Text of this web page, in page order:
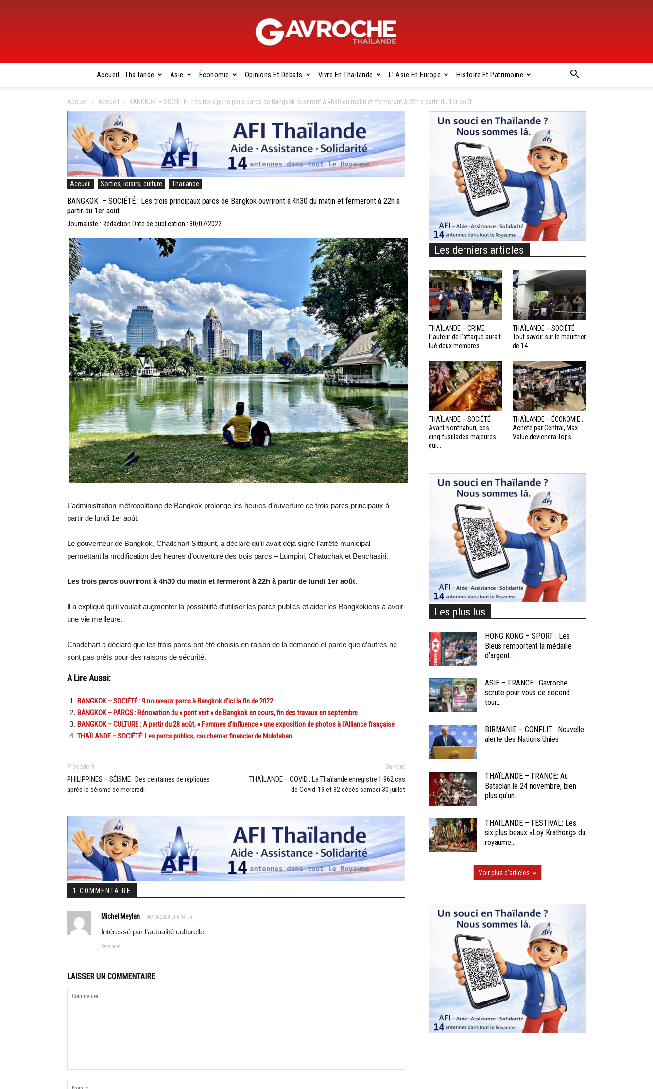
Gavroche
Thaïlande
Accueil Thaïlande Asie Économie Opinions Et Débats Vivre En Thaïlande L’ Asie En Europe Histoire Et Patrimoine
Accueil Accueil BANGKOK – SOCIÉTÉ : Les trois principaux parcs de Bangkok ouvriront à 4h30 du matin et fermeront à 22h à partir du 1er août
Accueil Sorties, loisirs, culture Thaïlande
BANGKOK – SOCIÉTÉ : Les trois principaux parcs de Bangkok ouvriront à 4h30 du matin et fermeront à 22h à
partir du 1er août
Journaliste : Rédaction Date de publication : 30/07/2022
L’administration métropolitaine de Bangkok prolonge les heures d’ouverture de trois parcs principaux à
partir de lundi 1er août.
Le gouverneur de Bangkok, Chadchart Sittipunt, a déclaré qu’il avait déjà signé l’arrêté municipal
permettant la modification des heures d’ouverture des trois parcs – Lumpini, Chatuchak et Benchasiri.
Les trois parcs ouvriront à 4h30 du matin et fermeront à 22h à partir de lundi 1er août.
Il a expliqué qu’il voulait augmenter la possibilité d’utiliser les parcs publics et aider les Bangkokiens à avoir
une vie meilleure.
Chadchart a déclaré que les trois parcs ont été choisis en raison de la demande et parce que d’autres ne
sont pas prêts pour des raisons de sécurité.
A Lire Aussi:
BANGKOK – SOCIÉTÉ : 9 nouveaux parcs à Bangkok d’ici la fin de 2022
BANGKOK – PARCS : Rénovation du « pont vert » de Bangkok en cours, fin des travaux en septembre
BANGKOK – CULTURE : A partir du 28 août, « Femmes d’influence » une exposition de photos à l’Alliance française
THAÏLANDE – SOCIÉTÉ: Les parcs publics, cauchemar financier de Mukdahan
Précédent
PHILIPPINES – SÉISME : Des centaines de répliques
après le séisme de mercredi
Suivant
THAÏLANDE – COVID : La Thaïlande enregistre 1 962 cas
de Covid-19 et 32 décès samedi 30 juillet
1 COMMENTAIRE
Michel Meylan 06/08/2023 at 6:34 pm
Intéressé par l’actualité culturelle
Répondre
LAISSER UN COMMENTAIRE
Les derniers articles
THAÏLANDE – CRIME :
L’auteur de l’attaque aurait
tué deux membres...
THAÏLANDE – SOCIÉTÉ :
Tout savoir sur le meurtrier
de 14...
THAÏLANDE – SOCIÉTÉ :
Avant Nonthaburi, ces
cinq fusillades majeures
qui...
THAÏLANDE – ÉCONOMIE :
Acheté par Central, Max
Value deviendra Tops
Les plus lus
HONG KONG – SPORT : Les
Bleus remportent la médaille
d’argent...
ASIE – FRANCE : Gavroche
scrute pour vous ce second
tour...
BIRMANIE – CONFLIT : Nouvelle
alerte des Nations Unies
THAÏLANDE – FRANCE: Au
Bataclan le 24 novembre, bien
plus qu’un...
THAÏLANDE – FESTIVAL: Les
six plus beaux «Loy Krathong» du
royaume...
Voir plus d'articles